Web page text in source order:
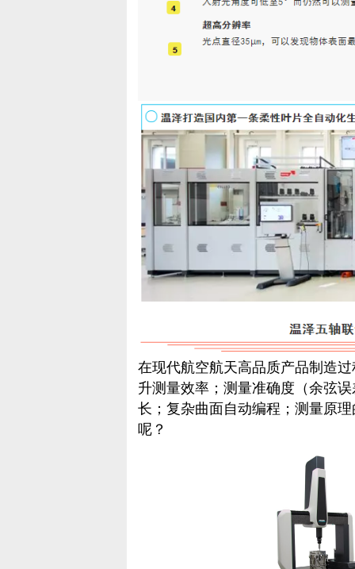
在现代航空航天高品质产品制造
升测量效率；测量准确度（余弦
长；复杂曲面自动编程；测量原
呢？